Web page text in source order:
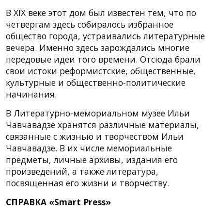
В XIX веке этот дом был известен тем, что по
четвергам здесь собиралось избранное
общество города, устраивались литературные
вечера. Именно здесь зарождались многие
передовые идеи того времени. Отсюда брали
свои истоки реформистские, общественные,
культурные и общественно-политические
начинания.
В Литературно-мемориальном музее Ильи
Чавчавадзе хранятся различные материалы,
связанные с жизнью и творчеством Ильи
Чавчавадзе. В их числе мемориальные
предметы, личные архивы, издания его
произведений, а также литература,
посвященная его жизни и творчеству.
СПРАВКА «Smart Press»